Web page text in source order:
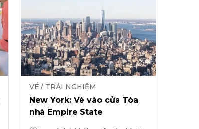
VÉ / TRẢI NGHIỆM
New York: Vé vào cửa Tòa
nhà Empire State